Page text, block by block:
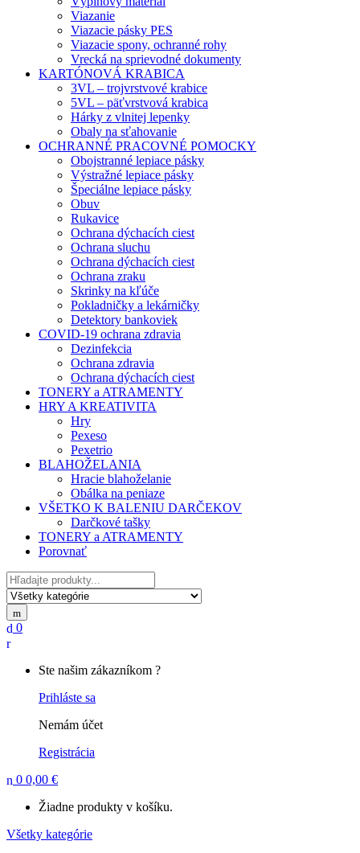
Viazanie
Viazacie pásky PES
Viazacie spony, ochranné rohy
Vrecká na sprievodné dokumenty
KARTÓNOVÁ KRABICA
3VL – trojvrstvové krabice
5VL – päťvrstvová krabica
Hárky z vlnitej lepenky
Obaly na sťahovanie
OCHRANNÉ PRACOVNÉ POMOCKY
Obojstranné lepiace pásky
Výstražné lepiace pásky
Špeciálne lepiace pásky
Obuv
Rukavice
Ochrana dýchacích ciest
Ochrana sluchu
Ochrana dýchacích ciest
Ochrana zraku
Skrinky na kľúče
Pokladničky a lekárničky
Detektory bankoviek
COVID-19 ochrana zdravia
Dezinfekcia
Ochrana zdravia
Ochrana dýchacích ciest
TONERY a ATRAMENTY
HRY A KREATIVITA
Hry
Pexeso
Pexetrio
BLAHOŽELANIA
Hracie blahoželanie
Obálka na peniaze
VŠETKO K BALENIU DARČEKOV
Darčkové tašky
TONERY a ATRAMENTY
Porovnať
Hľadať
0
My
Ste našim zákazníkom ?
Prihláste sa
Nemám účet
Registrácia
0 0,00 €
Žiadne produkty v košíku.
Všetky kategórie